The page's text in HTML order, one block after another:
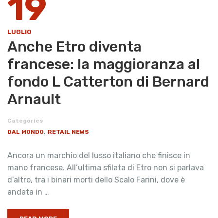
LUGLIO
Anche Etro diventa
francese: la maggioranza al
fondo L Catterton di Bernard
Arnault
Categories
DAL MONDO, RETAIL NEWS
Ancora un marchio del lusso italiano che finisce in
mano francese. All’ultima sfilata di Etro non si parlava
d’altro, tra i binari morti dello Scalo Farini, dove è
andata in …